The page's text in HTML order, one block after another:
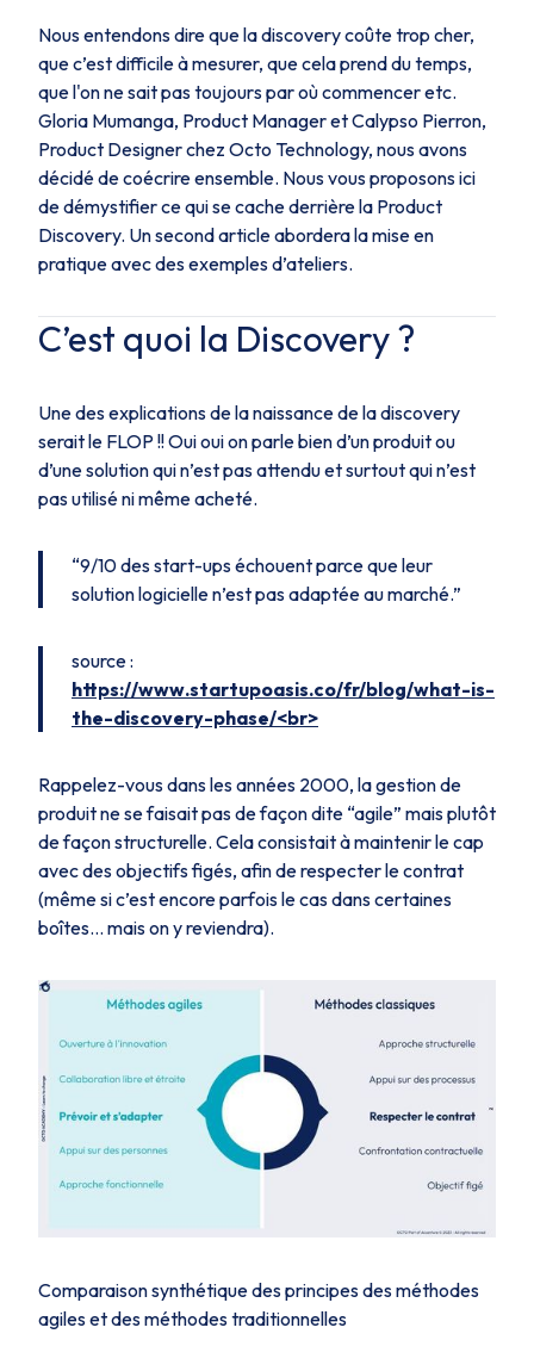
Nous entendons dire que la discovery coûte trop cher,
que c’est difficile à mesurer, que cela prend du temps,
que l'on ne sait pas toujours par où commencer etc.
Gloria Mumanga, Product Manager et Calypso Pierron,
Product Designer chez Octo Technology, nous avons
décidé de coécrire ensemble. Nous vous proposons ici
de démystifier ce qui se cache derrière la Product
Discovery. Un second article abordera la mise en
pratique avec des exemples d’ateliers.
C’est quoi la Discovery ?
Une des explications de la naissance de la discovery
serait le FLOP !! Oui oui on parle bien d’un produit ou
d’une solution qui n’est pas attendu et surtout qui n’est
pas utilisé ni même acheté.
“9/10 des start-ups échouent parce que leur
solution logicielle n’est pas adaptée au marché.”
source :
https://www.startupoasis.co/fr/blog/what-is-
the-discovery-phase/<br>
Rappelez-vous dans les années 2000, la gestion de
produit ne se faisait pas de façon dite “agile” mais plutôt
de façon structurelle. Cela consistait à maintenir le cap
avec des objectifs figés, afin de respecter le contrat
(même si c’est encore parfois le cas dans certaines
boîtes… mais on y reviendra).
Comparaison synthétique des principes des méthodes
agiles et des méthodes traditionnelles